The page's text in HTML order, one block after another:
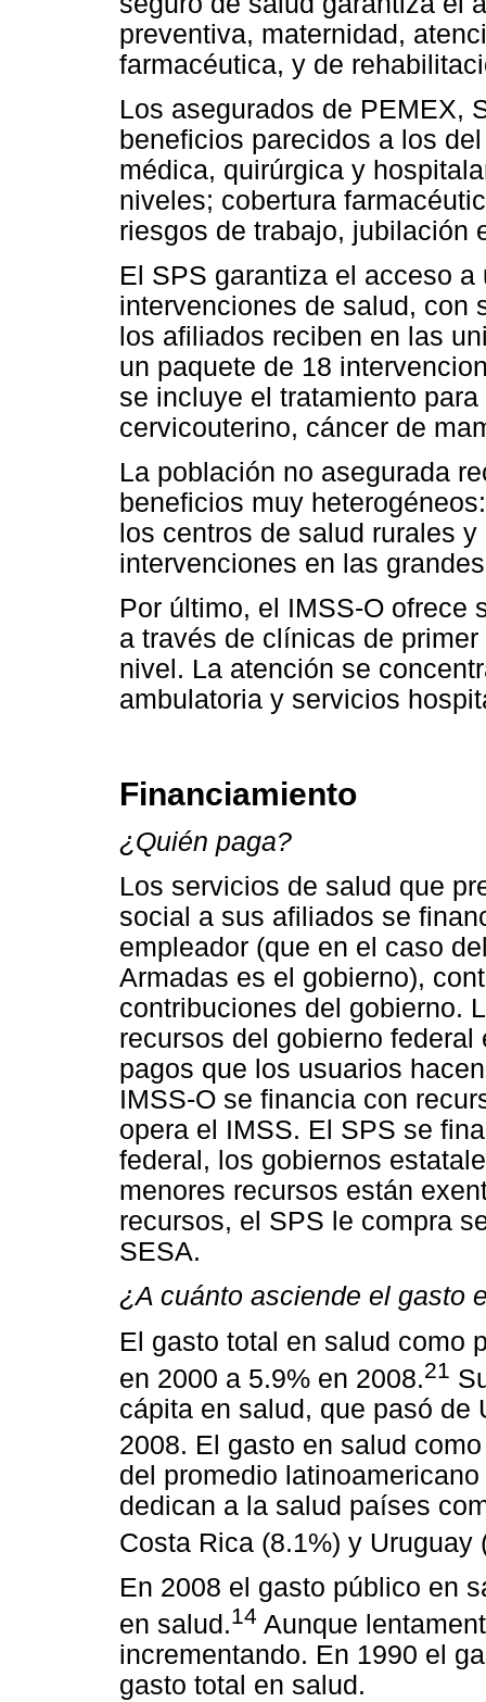
preventiva, maternidad,
farmacéutica, y de
Los asegurados de PEMEX,
beneficios parecidos a los
médica, quirúrgica y
niveles; cobertura
riesgos de trabajo, jubilación
El SPS garantiza el acceso
intervenciones de salud, con
los afiliados reciben en las
un paquete de 18
se incluye el tratamiento
cervicouterino, cáncer de
La población no asegurada
beneficios muy
los centros de salud rurales
intervenciones en las
Por último, el IMSS-O ofrece
a través de clínicas de
nivel. La atención se
ambulatoria y servicios
Financiamiento
¿Quién paga?
Los servicios de salud que
social a sus afiliados se
empleador (que en el caso
Armadas es el gobierno),
contribuciones del gobierno.
recursos del gobierno
pagos que los usuarios
IMSS-O se financia con
opera el IMSS. El SPS se
federal, los gobiernos
menores recursos están
recursos, el SPS le compra
SESA.
¿A cuánto asciende el gasto
El gasto total en salud como
en 2000 a 5.9% en 2008.21
cápita en salud, que pasó de
2008. El gasto en salud
del promedio
dedican a la salud países
Costa Rica (8.1%) y Uruguay
En 2008 el gasto público en
en salud.14 Aunque
incrementando. En 1990 el
gasto total en salud.